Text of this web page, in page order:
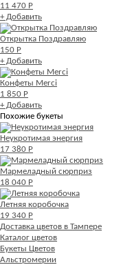
11 470 Р
+ Добавить
Открытка Поздравляю
150 Р
+ Добавить
Конфеты Merci
1 850 Р
+ Добавить
Похожие букеты
Неукротимая энергия
17 380 Р
Мармеладный сюрприз
18 040 Р
Летняя коробочка
19 340 Р
Доставка цветов в Тампере
Каталог цветов
Букеты Цветов
Альстромерии